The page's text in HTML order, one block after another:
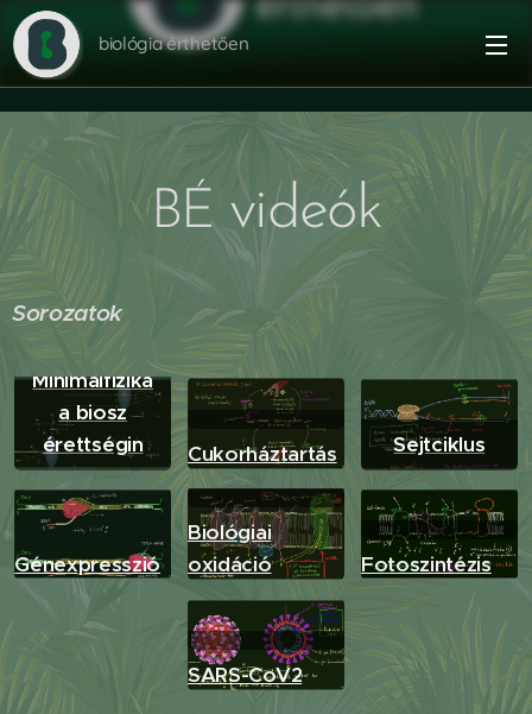
biológia érthetően
BÉvideók
Sorozatok
Minimálfizika
a biosz
érettségin
Cukorháztartás Sejtciklus
Génexpresszió
Biológiai
oxidáció
Fotoszintézis
SARS-CoV2